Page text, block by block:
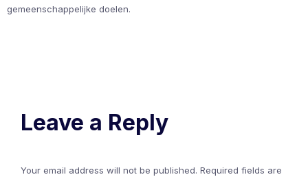
gemeenschappelijke doelen.
Leave a Reply
Your email address will not be published. Required fields are